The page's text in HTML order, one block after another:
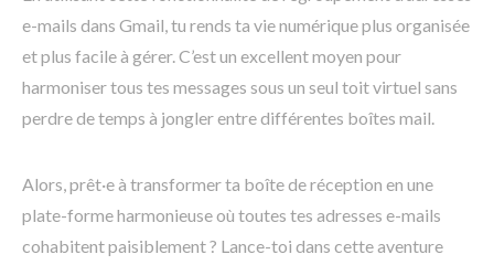
e-mails dans Gmail, tu rends ta vie numérique plus organisée
et plus facile à gérer. C’est un excellent moyen pour
harmoniser tous tes messages sous un seul toit virtuel sans
perdre de temps à jongler entre différentes boîtes mail.
Alors, prêt·e à transformer ta boîte de réception en une
plate-forme harmonieuse où toutes tes adresses e-mails
cohabitent paisiblement ? Lance-toi dans cette aventure